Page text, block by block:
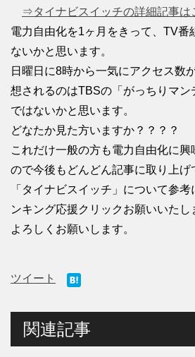
⇒タイナビスイッチの詳細記事は
電力自由化を1ヶ月をきって、TV番
ないかと思います。
日曜日に8時から一気にアクセス数
想されるのはTBSの「がっちりマ
ではないかと思います。
どなたか見た方いますか？？？？
これだけ一般の方も電力自由化に
ので今後もどんどん記事に取り上げ
「タイナビスイッチ」について参
ンキング応援クリックお願いいたし
よろしくお願いします。
ツイート
関連記事